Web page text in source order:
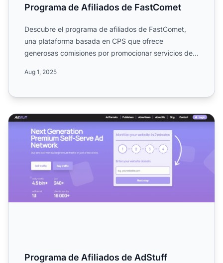
Programa de Afiliados de FastComet
Descubre el programa de afiliados de FastComet,
una plataforma basada en CPS que ofrece
generosas comisiones por promocionar servicios de
Aug 1, 2025
Programa de Afiliados de AdStuff
Programa de Afiliados de AdStuff